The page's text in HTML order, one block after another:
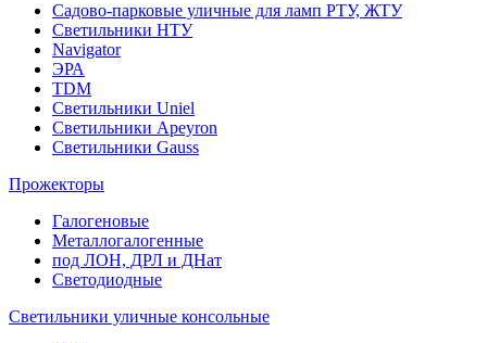
Садово-парковые уличные для ламп РТУ, ЖТУ
Светильники НТУ
Navigator
ЭРА
TDM
Светильники Uniel
Светильники Apeyron
Светильники Gauss
Прожекторы
Галогеновые
Металлогалогенные
под ЛОН, ДРЛ и ДНат
Светодиодные
Светильники уличные консольные